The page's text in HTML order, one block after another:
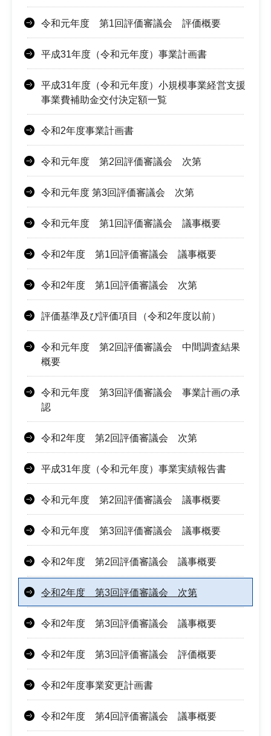
令和元年度 第1回評価審議会 評価概要
平成31年度（令和元年度）事業計画書
平成31年度（令和元年度）小規模事業経営支援
事業費補助金交付決定額一覧
令和2年度事業計画書
令和元年度 第2回評価審議会 次第
令和元年度 第3回評価審議会 次第
令和元年度 第1回評価審議会 議事概要
令和2年度 第1回評価審議会 議事概要
令和2年度 第1回評価審議会 次第
評価基準及び評価項目（令和2年度以前）
令和元年度 第2回評価審議会 中間調査結果
概要
令和元年度 第3回評価審議会 事業計画の承
認
令和2年度 第2回評価審議会 次第
平成31年度（令和元年度）事業実績報告書
令和元年度 第2回評価審議会 議事概要
令和元年度 第3回評価審議会 議事概要
令和2年度 第2回評価審議会 議事概要
令和2年度 第3回評価審議会 次第
令和2年度 第3回評価審議会 議事概要
令和2年度 第3回評価審議会 評価概要
令和2年度事業変更計画書
令和2年度 第4回評価審議会 議事概要